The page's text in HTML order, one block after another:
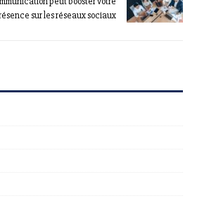
sur les réseaux sociaux